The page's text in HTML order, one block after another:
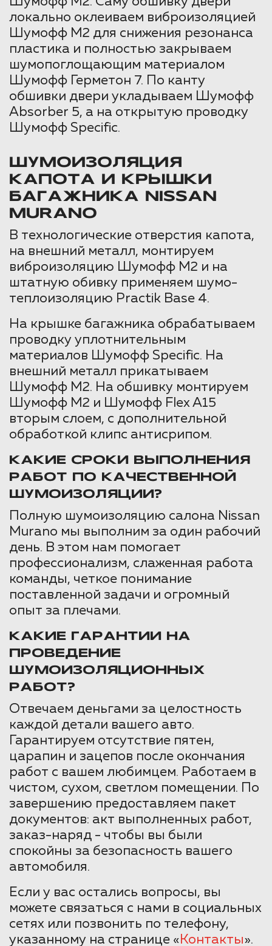
локально оклеиваем виброизоляцией
Шумофф М2 для снижения резонанса
пластика и полностью закрываем
шумопоглощающим материалом
Шумофф Герметон 7. По канту
обшивки двери укладываем Шумофф
Absorber 5, а на открытую проводку
Шумофф Specific.
ШУМОИЗОЛЯЦИЯ
КАПОТА И КРЫШКИ
БАГАЖНИКА NISSAN
MURANO
В технологические отверстия капота,
на внешний металл, монтируем
виброизоляцию Шумофф М2 и на
штатную обивку применяем шумо-
теплоизоляцию Practik Base 4.
На крышке багажника обрабатываем
проводку уплотнительным
материалов Шумофф Specific. На
внешний металл прикатываем
Шумофф М2. На обшивку монтируем
Шумофф М2 и Шумофф Flex A15
вторым слоем, с дополнительной
обработкой клипс антисрипом.
КАКИЕ СРОКИ ВЫПОЛНЕНИЯ
РАБОТ ПО КАЧЕСТВЕННОЙ
ШУМОИЗОЛЯЦИИ?
Полную шумоизоляцию салона Nissan
Murano мы выполним за один рабочий
день. В этом нам помогает
профессионализм, слаженная работа
команды, четкое понимание
поставленной задачи и огромный
опыт за плечами.
КАКИЕ ГАРАНТИИ НА
ПРОВЕДЕНИЕ
ШУМОИЗОЛЯЦИОННЫХ
РАБОТ?
Отвечаем деньгами за целостность
каждой детали вашего авто.
Гарантируем отсутствие пятен,
царапин и зацепов после окончания
работ с вашем любимцем. Работаем в
чистом, сухом, светлом помещении. По
завершению предоставляем пакет
документов: акт выполненных работ,
заказ-наряд - чтобы вы были
спокойны за безопасность вашего
автомобиля.
Если у вас остались вопросы, вы
можете связаться с нами в социальных
сетях или позвонить по телефону,
указанному на странице «Контакты».